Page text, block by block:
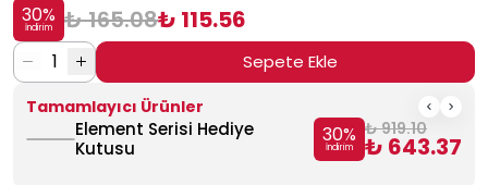
30%
İndirim ₺ 165.08₺ 115.56
1 Sepete Ekle
Tamamlayıcı Ürünler
Element Serisi Hediye
Kutusu
30%
İndirim
₺ 919.10
₺ 643.37